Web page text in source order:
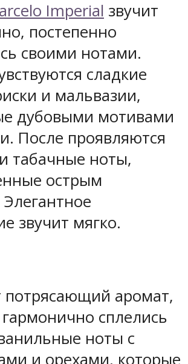
Imperial звучит
постепенно
своими нотами.
сладкие
и мальвазии,
дубовыми мотивами
После проявляются
табачные ноты,
острым
звучит мягко.
потрясающий аромат,
сплелись
ноты с
и орехами, которые